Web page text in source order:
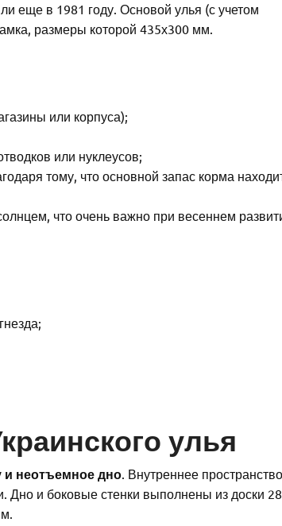
еще в 1981 году. Основой улья (с учетом
размеры которой 435х300 мм.
или корпуса);
или нуклеусов;
тому, что основной запас корма
что очень важно при весеннем
улья
неотъемное дно. Внутреннее
Дно и боковые стенки выполнены из доски